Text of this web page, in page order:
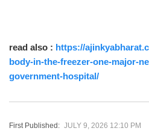
read also : https://
body-in-the-freezer-one-major-
government-hospital/
First Published: JULY 9, 2026 12:10 PM